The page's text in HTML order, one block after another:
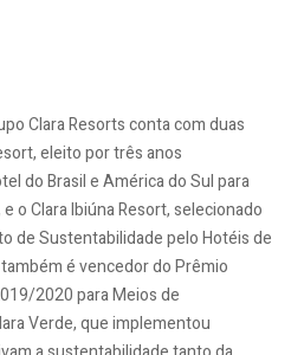
Clara Resorts conta com duas
eleito por três anos
do Brasil e América do Sul para
o Clara Ibiúna Resort, selecionado
de Sustentabilidade pelo Hotéis de
é vencedor do Prêmio
2020 para Meios de
Verde, que implementou